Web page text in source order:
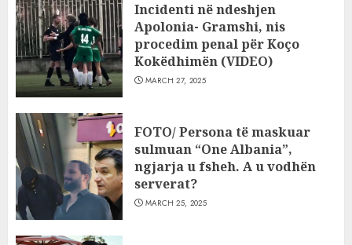
Incidenti në ndeshjen
Apolonia- Gramshi, nis
procedim penal për Koço
Kokëdhimën (VIDEO)
MARCH 27, 2025
FOTO/ Persona të maskuar
sulmuan “One Albania”,
ngjarja u fsheh. A u vodhën
serverat?
MARCH 25, 2025